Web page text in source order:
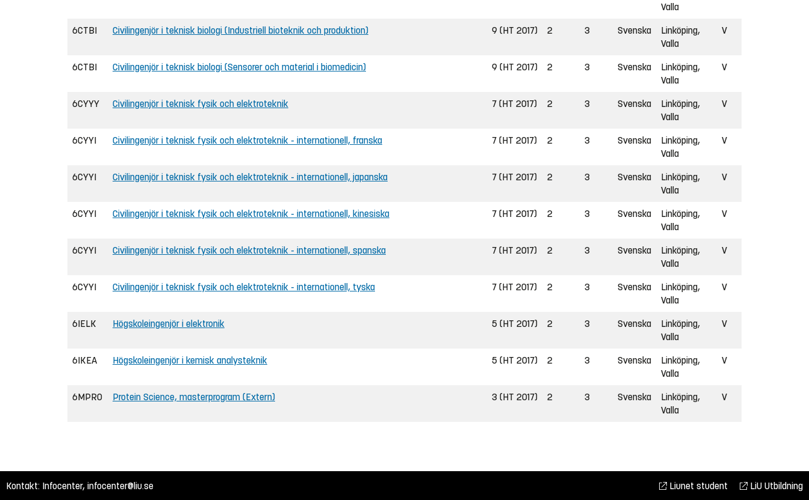
Valla
6CTBI Civilingenjör i teknisk biologi (Industriell bioteknik och produktion) 9 (HT 2017) 2 3 Svenska
Linköping,
Valla
V
6CTBI Civilingenjör i teknisk biologi (Sensorer och material i biomedicin) 9 (HT 2017) 2 3 Svenska
Linköping,
Valla
V
6CYYY Civilingenjör i teknisk fysik och elektroteknik 7 (HT 2017) 2 3 Svenska
Linköping,
Valla
V
6CYYI Civilingenjör i teknisk fysik och elektroteknik - internationell, franska 7 (HT 2017) 2 3 Svenska
Linköping,
Valla
V
6CYYI Civilingenjör i teknisk fysik och elektroteknik - internationell, japanska 7 (HT 2017) 2 3 Svenska
Linköping,
Valla
V
6CYYI Civilingenjör i teknisk fysik och elektroteknik - internationell, kinesiska 7 (HT 2017) 2 3 Svenska
Linköping,
Valla
V
6CYYI Civilingenjör i teknisk fysik och elektroteknik - internationell, spanska 7 (HT 2017) 2 3 Svenska
Linköping,
Valla
V
6CYYI Civilingenjör i teknisk fysik och elektroteknik - internationell, tyska 7 (HT 2017) 2 3 Svenska
Linköping,
Valla
V
6IELK Högskoleingenjör i elektronik 5 (HT 2017) 2 3 Svenska
Linköping,
Valla
V
6IKEA Högskoleingenjör i kemisk analysteknik 5 (HT 2017) 2 3 Svenska
Linköping,
Valla
V
6MPRO Protein Science, masterprogram (Extern) 3 (HT 2017) 2 3 Svenska
Linköping,
Valla
V
Kontakt: Infocenter, infocenter@liu.se Liunet student LiU Utbildning